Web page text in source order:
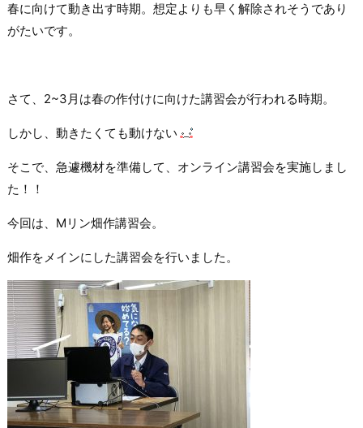
春に向けて動き出す時期。想定よりも早く解除されそうであり
がたいです。
さて、2~3月は春の作付けに向けた講習会が行われる時期。
しかし、動きたくても動けない
そこで、急遽機材を準備して、オンライン講習会を実施しまし
た！！
今回は、Mリン畑作講習会。
畑作をメインにした講習会を行いました。